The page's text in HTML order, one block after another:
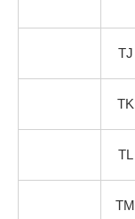
TJ
TK
TL
TM